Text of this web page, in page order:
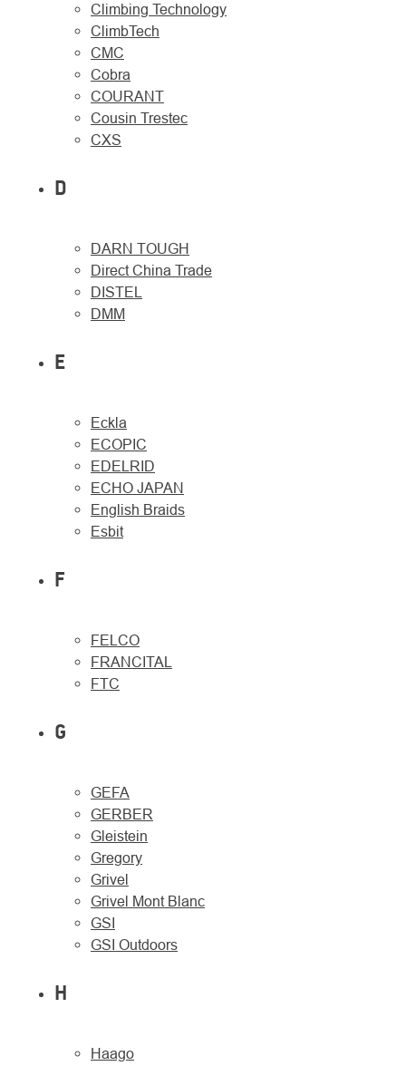
Climbing Technology
ClimbTech
CMC
Cobra
COURANT
Cousin Trestec
CXS
D
DARN TOUGH
Direct China Trade
DISTEL
DMM
E
Eckla
ECOPIC
EDELRID
ECHO JAPAN
English Braids
Esbit
F
FELCO
FRANCITAL
FTC
G
GEFA
GERBER
Gleistein
Gregory
Grivel
Grivel Mont Blanc
GSI
GSI Outdoors
H
Haago